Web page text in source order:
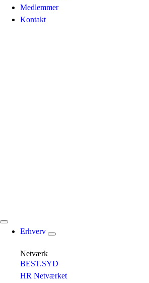
Medlemmer
Kontakt
Erhverv
Netværk
BEST.SYD
HR Netværket